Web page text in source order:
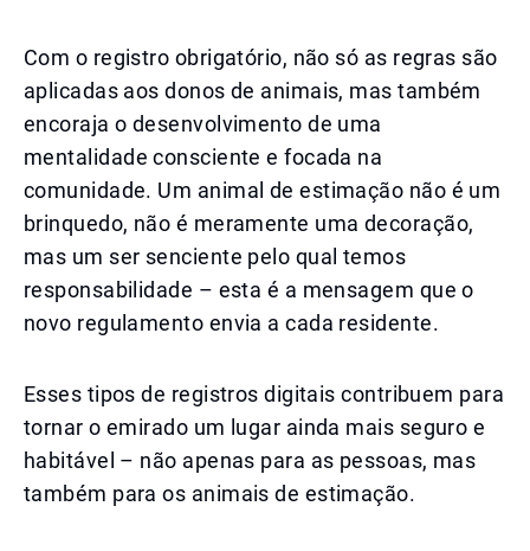
Com o registro obrigatório, não só as regras são
aplicadas aos donos de animais, mas também
encoraja o desenvolvimento de uma
mentalidade consciente e focada na
comunidade. Um animal de estimação não é um
brinquedo, não é meramente uma decoração,
mas um ser senciente pelo qual temos
responsabilidade – esta é a mensagem que o
novo regulamento envia a cada residente.
Esses tipos de registros digitais contribuem para
tornar o emirado um lugar ainda mais seguro e
habitável – não apenas para as pessoas, mas
também para os animais de estimação.